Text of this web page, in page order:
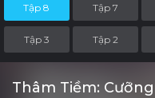
Tập 8 Tập 7
Tập 3 Tập 2
Thâm Tiềm: